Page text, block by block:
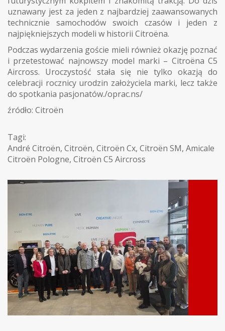
uznawany jest za jeden z najbardziej zaawansowanych
technicznie samochodów swoich czasów i jeden z
najpiękniejszych modeli w historii Citroëna.
Podczas wydarzenia goście mieli również okazję poznać
i przetestować najnowszy model marki – Citroëna C5
Aircross. Uroczystość stała się nie tylko okazją do
celebracji rocznicy urodzin założyciela marki, lecz także
do spotkania pasjonatów./oprac.ns/
źródło: Citroën
Tagi:
André Citroën, Citroën, Citroën Cx, Citroën SM, Amicale
Citroën Pologne, Citroën C5 Aircross